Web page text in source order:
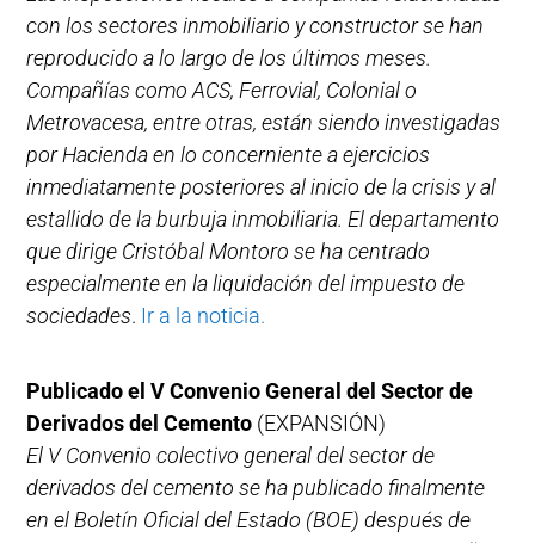
con los sectores inmobiliario y constructor se han
reproducido a lo largo de los últimos meses.
Compañías como ACS, Ferrovial, Colonial o
Metrovacesa, entre otras, están siendo investigadas
por Hacienda en lo concerniente a ejercicios
inmediatamente posteriores al inicio de la crisis y al
estallido de la burbuja inmobiliaria. El departamento
que dirige Cristóbal Montoro se ha centrado
especialmente en la liquidación del impuesto de
sociedades. Ir a la noticia.
Publicado el V Convenio General del Sector de
Derivados del Cemento (EXPANSIÓN)
El V Convenio colectivo general del sector de
derivados del cemento se ha publicado finalmente
en el Boletín Oficial del Estado (BOE) después de